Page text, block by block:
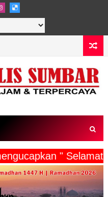
mengucapkan "